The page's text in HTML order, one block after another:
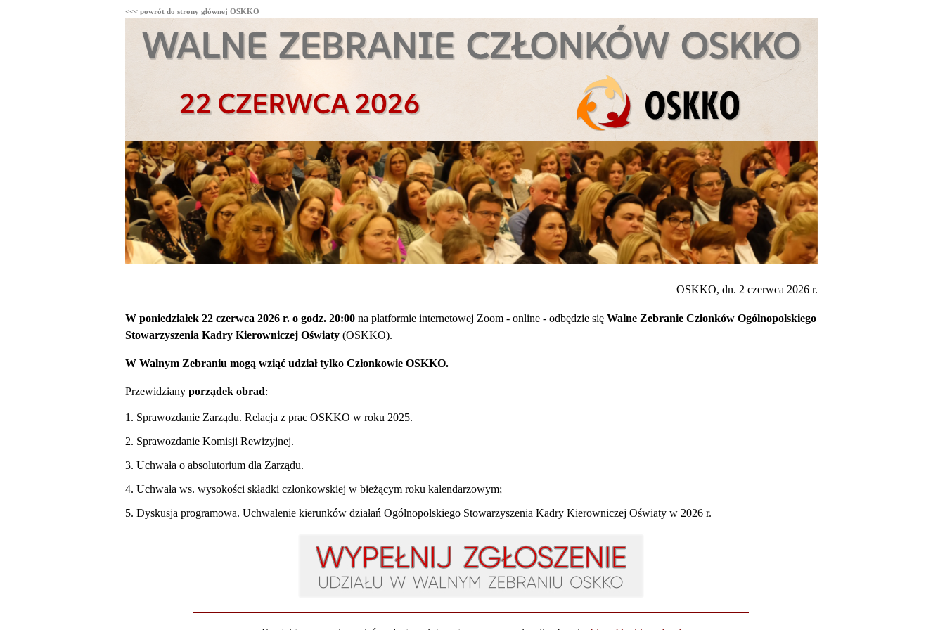
<<< powrót do strony głównej OSKKO
OSKKO, dn. 2 czerwca 2026 r.
W poniedziałek 22 czerwca 2026 r. o godz. 20:00na platformie internetowej Zoom - online - odbędzie się Walne Zebranie Członków Ogólnopolskiego
Stowarzyszenia Kadry Kierowniczej Oświaty(OSKKO).
W Walnym Zebraniu mogą wziąć udział tylko Członkowie OSKKO.
Przewidziany porządek obrad:
1. Sprawozdanie Zarządu. Relacja z prac OSKKO w roku 2025.
2. Sprawozdanie Komisji Rewizyjnej.
3. Uchwała o absolutorium dla Zarządu.
4. Uchwała ws. wysokości składki członkowskiej w bieżącym roku kalendarzowym;
5. Dyskusja programowa. Uchwalenie kierunków działań Ogólnopolskiego Stowarzyszenia Kadry Kierowniczej Oświaty w 2026 r.